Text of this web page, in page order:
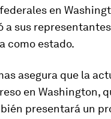
en
a sus
como estado.
asegura que la
en Washington,
presentará un